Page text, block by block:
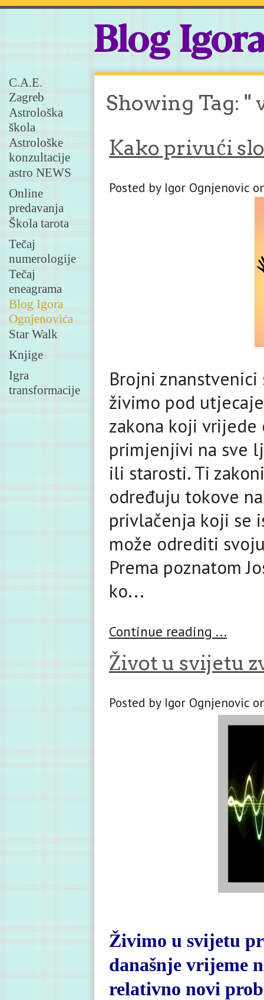
Blog
C.A.E.
Zagreb
Astrološka
škola
Astrološke
konzultacije
astro NEWS
Online
predavanja
Škola tarota
Tečaj
numerologije
Tečaj
eneagrama
Blog Igora
Ognjenovića
Star Walk
Knjige
Igra
transformacije
Showing Tag:
Kako privući
Posted by Igor Ognjenovic
Brojni
živimo pod
zakona koji vrijede
primjenjivi na sve
ili starosti. Ti
određuju tokove
privlačenja koji se
može odrediti
Prema poznatom
ko...
Continue reading ...
Život u svijetu
Posted by Igor Ognjenovic
Živimo u svijetu
današnje vrijeme
relativno novi